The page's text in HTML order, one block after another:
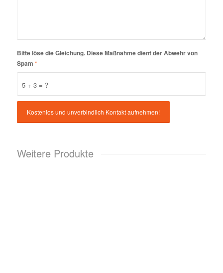
5 + 3 = ?
Bitte löse die Gleichung. Diese Maßnahme dient der Abwehr von
Spam *
Weitere Produkte